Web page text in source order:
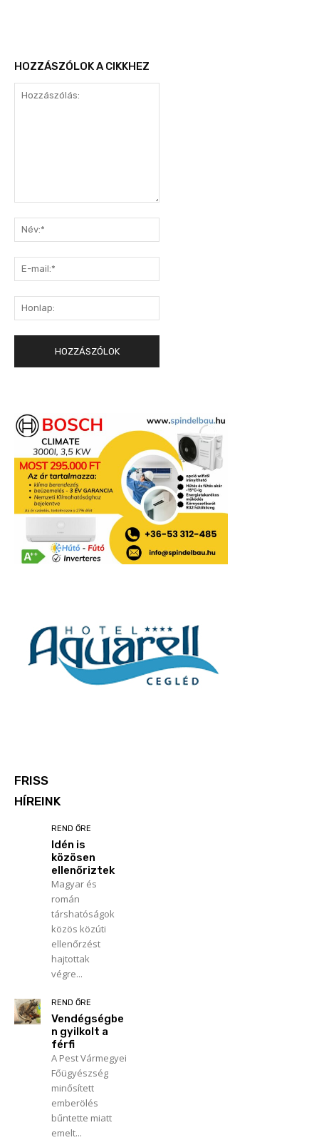
HOZZÁSZÓLOK A CIKKHEZ
mail:*
FRISS
HÍREINK
REND ŐRE
Idén is
közösen
ellenőriztek
Magyar és
román
társhatóságok
közös közúti
ellenőrzést
hajtottak
végre...
REND ŐRE
Vendégségbe
n gyilkolt a
férfi
A Pest Vármegyei
Főügyészség
minősített
emberölés
bűntette miatt
emelt...